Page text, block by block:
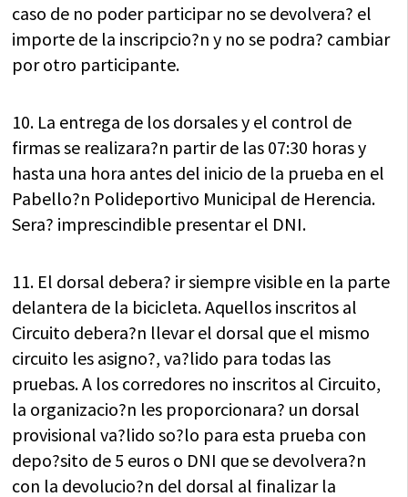
caso de no poder participar no se devolvera? el
importe de la inscripcio?n y no se podra? cambiar
por otro participante.
10. La entrega de los dorsales y el control de
firmas se realizara?n partir de las 07:30 horas y
hasta una hora antes del inicio de la prueba en el
Pabello?n Polideportivo Municipal de Herencia.
Sera? imprescindible presentar el DNI.
11. El dorsal debera? ir siempre visible en la parte
delantera de la bicicleta. Aquellos inscritos al
Circuito debera?n llevar el dorsal que el mismo
circuito les asigno?, va?lido para todas las
pruebas. A los corredores no inscritos al Circuito,
la organizacio?n les proporcionara? un dorsal
provisional va?lido so?lo para esta prueba con
depo?sito de 5 euros o DNI que se devolvera?n
con la devolucio?n del dorsal al finalizar la